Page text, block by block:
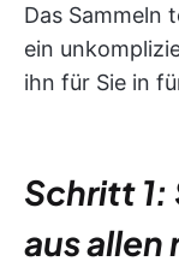
Das Sammeln
ein
ihn für Sie in
Schritt 1:
aus allen